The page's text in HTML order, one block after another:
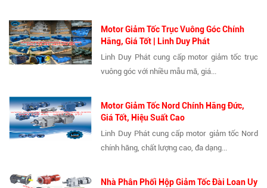
Motor Giảm Tốc Trục Vuông Góc Chính
Hãng, Giá Tốt | Linh Duy Phát
Linh Duy Phát cung cấp motor giảm tốc trục
vuông góc với nhiều mẫu mã, giá...
Motor Giảm Tốc Nord Chính Hãng Đức,
Giá Tốt, Hiệu Suất Cao
Linh Duy Phát cung cấp motor giảm tốc Nord
chính hãng, chất lượng cao, đa dạng...
Nhà Phân Phối Hộp Giảm Tốc Đài Loan Uy